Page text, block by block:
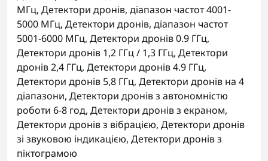
МГц, Детектори дронів, діапазон частот 4001-
5000 МГц, Детектори дронів, діапазон частот
5001-6000 МГц, Детектори дронів 0.9 ГГц,
Детектори дронів 1,2 ГГц / 1,3 ГГц, Детектори
дронів 2,4 ГГц, Детектори дронів 4.9 ГГц,
Детектори дронів 5,8 ГГц, Детектори дронів на 4
діапазони, Детектори дронів з автономністю
роботи 6-8 год, Детектори дронів з екраном,
Детектори дронів з вібрацією, Детектори дронів
зі звуковою індикацією, Детектори дронів з
піктограмою